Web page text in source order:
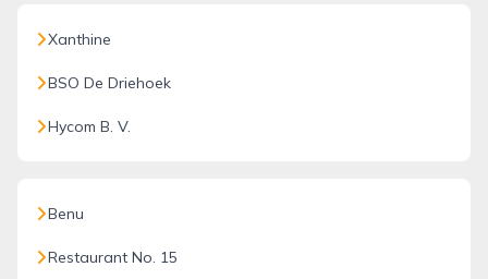
Xanthine
BSO De Driehoek
Hycom B. V.
Benu
Restaurant No. 15